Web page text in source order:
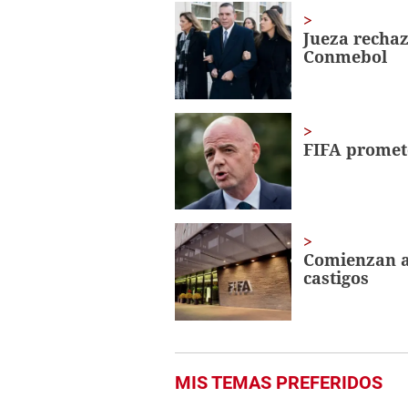
1
minute,
56
seconds
Volume
0%
Jueza
Conmebol
FIFA
Comienzan
castigos
MIS TEMAS PREFERIDOS